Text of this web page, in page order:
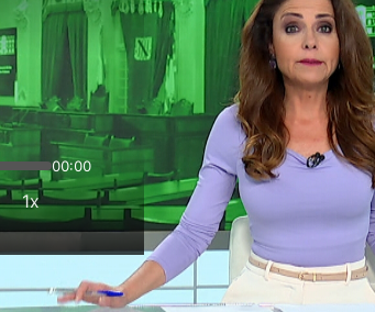
00:00
1x